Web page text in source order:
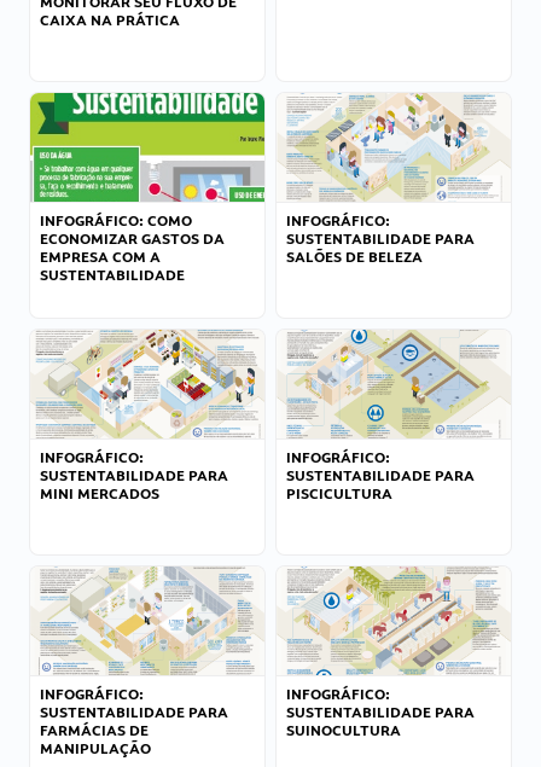
CAIXA NA PRÁTICA
INFOGRÁFICO: COMO
ECONOMIZAR GASTOS DA
EMPRESA COM A
SUSTENTABILIDADE
INFOGRÁFICO:
SUSTENTABILIDADE PARA
SALÕES DE BELEZA
INFOGRÁFICO:
SUSTENTABILIDADE PARA
MINI MERCADOS
INFOGRÁFICO:
SUSTENTABILIDADE PARA
PISCICULTURA
INFOGRÁFICO:
SUSTENTABILIDADE PARA
FARMÁCIAS DE
MANIPULAÇÃO
INFOGRÁFICO:
SUSTENTABILIDADE PARA
SUINOCULTURA